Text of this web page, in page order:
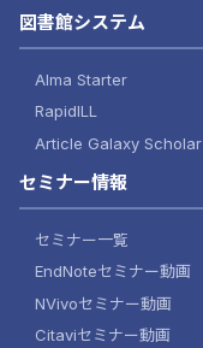
図書館システム
Alma Starter
RapidILL
Article Galaxy Scholar
セミナー情報
セミナー一覧
EndNoteセミナー動画
NVivoセミナー動画
Citaviセミナー動画